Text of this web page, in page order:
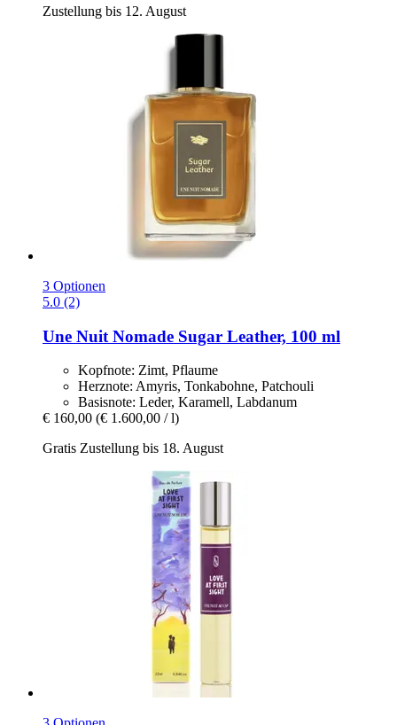
Zustellung bis 12. August
3 Optionen
5.0 (2)
Une Nuit Nomade Sugar Leather, 100 ml
Kopfnote: Zimt, Pflaume
Herznote: Amyris, Tonkabohne, Patchouli
Basisnote: Leder, Karamell, Labdanum
€ 160,00 (€ 1.600,00 / l)
Gratis Zustellung bis 18. August